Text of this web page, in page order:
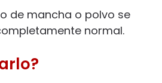
de mancha o polvo se
normal.